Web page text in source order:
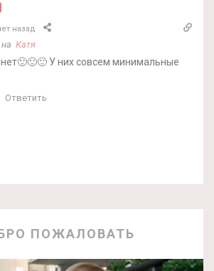
назад
Катя
У них совсем минимальные
Ответить
ПОЖАЛОВАТЬ